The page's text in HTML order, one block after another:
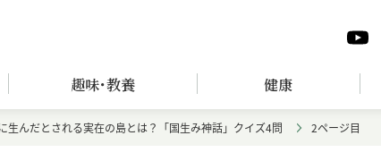
趣味･教養 健康
生んだとされる実在の島とは？「国生み神話」クイズ4問 2ページ目